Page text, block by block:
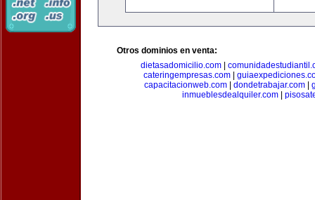
Otros dominios en venta:
dietasadomicilio.com
cateringempresas.com|
capacitacionweb.com
dondetrabajar.com
inmueblesdealquiler.com